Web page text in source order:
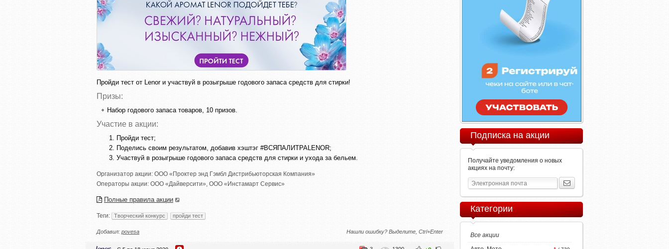
Пройди тест от Lenor и участвуй в розыгрыше годового запаса средств для стирки!
Призы:
Набор годового запаса товаров, 10 призов.
Участие в акции:
Пройди тест;
Поделись своим результатом, добавив хэштэг #ВСЯПАЛИТРАLENOR;
Участвуй в розыгрыше годового запаса средств для стирки и ухода за бельем.
Организатор акции: ООО «Проктер энд Гэмбл Дистрибьюторская Компания»
Операторы акции: ООО «Дайверсити», ООО «Инстамарт Сервис»
Полные правила акции
Теги: Творческий конкурс пройди тест
Добавил: povesa Нашли ошибку? Выделите, Ctrl+Enter
Подписка на акции
Получайте уведомления о новых
акциях на почту:
Категории
Все акции